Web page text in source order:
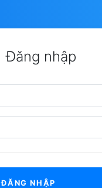
Đăng nhập
ĐĂNG NHẬP